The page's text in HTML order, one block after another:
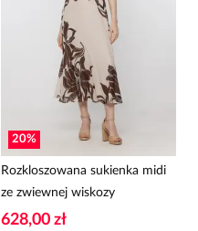
20%
Rozkloszowana sukienka midi
ze zwiewnej wiskozy
628,00 zł